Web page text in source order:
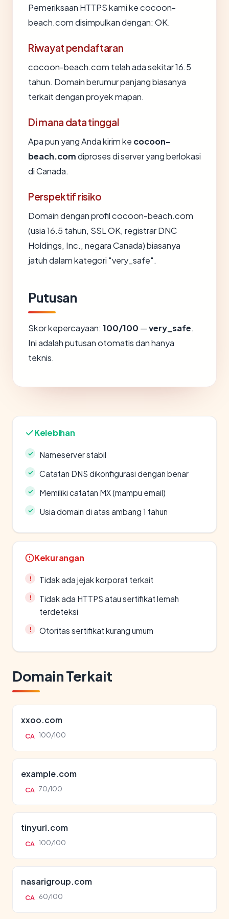
Pemeriksaan HTTPS kami ke cocoon-
beach.com disimpulkan dengan: OK.
Riwayat pendaftaran
cocoon-beach.com telah ada sekitar 16.5
tahun. Domain berumur panjang biasanya
terkait dengan proyek mapan.
Di mana data tinggal
Apa pun yang Anda kirim ke cocoon-
beach.comdiproses di server yang berlokasi
di Canada.
Perspektif risiko
Domain dengan profil cocoon-beach.com
(usia 16.5 tahun, SSL OK, registrar DNC
Holdings, Inc., negara Canada) biasanya
jatuh dalam kategori "very_safe".
Putusan
Skor kepercayaan: 100/100 —very_safe.
Ini adalah putusan otomatis dan hanya
teknis.
Kelebihan
Nameserver stabil
Catatan DNS dikonfigurasi dengan benar
Memiliki catatan MX (mampu email)
Usia domain di atas ambang 1 tahun
Kekurangan
Tidak ada jejak korporat terkait
Tidak ada HTTPS atau sertifikat lemah
terdeteksi
Otoritas sertifikat kurang umum
Domain Terkait
xxoo.com
CA 100/100
example.com
CA 70/100
tinyurl.com
CA 100/100
nasarigroup.com
CA 60/100